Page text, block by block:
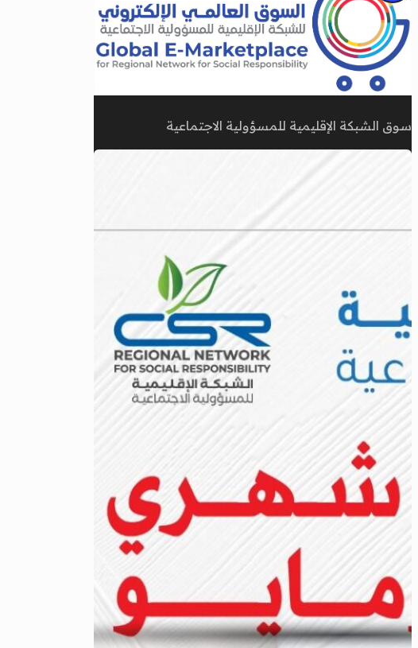
سوق الشبكة الإقليمية للمسؤولية الاجتماعية